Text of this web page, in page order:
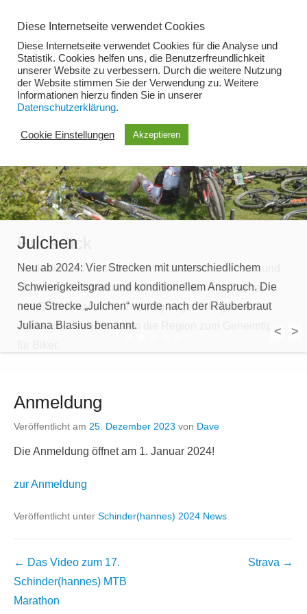
Inhalt
springen
Menü
Julchen
Neu ab 2024: Vier Strecken mit unterschiedlichem
Schwierigkeitsgrad und konditionellem Anspruch. Die
neue Strecke „Julchen“ wurde nach der Räuberbraut
Juliana Blasius benannt.
Hunsrück
Entdecke den schönen Hunsrück zwischen Rhein und
Mosel mit dem Mountainbike. Die Täler von Baybach-
und Ehrbachtal sind ein einzigartiger Bikegenuss!
Zahlreiche Trails machen die Region zum Geheimtipp< >
Anmeldung
Veröffentlicht am 25. Dezember 2023 von Dave
Die Anmeldung öffnet am 1. Januar 2024!
zur Anmeldung
Veröffentlicht unter Schinder(hannes) 2024 News
Beitragsnavigation
← Das Video zum 17.
Schinder(hannes) MTB
Marathon
Strava →
Diese Internetseite verwendet Cookies
Diese Internetseite verwendet Cookies für die Analyse und
Statistik. Cookies helfen uns, die Benutzerfreundlichkeit
unserer Website zu verbessern. Durch die weitere Nutzung
der Website stimmen Sie der Verwendung zu. Weitere
Informationen hierzu finden Sie in unserer
Datenschutzerklärung.
Cookie Einstellungen Akzeptieren